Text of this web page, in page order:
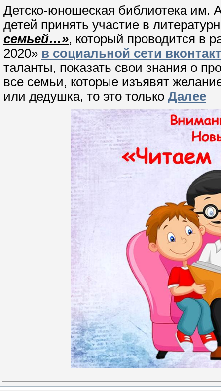
Детско-юношеская библиотека им.
детей принять участие в
семьей…», который проводится в
2020» в социальной сети
таланты, показать свои знания о
все семьи, которые изъявят
или дедушка, то это только Далее